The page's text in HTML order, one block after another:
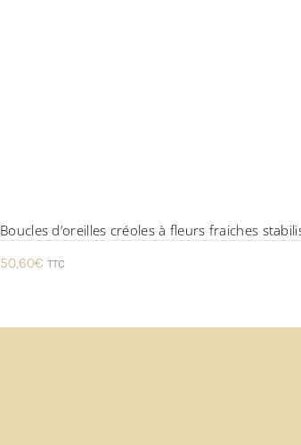
Boucles d’oreilles créoles à fleurs fraiches
50,60€ TTC